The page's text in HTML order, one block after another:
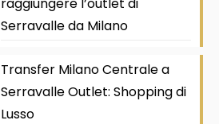
Serravalle da Milano
Transfer Milano Centrale a
Serravalle Outlet: Shopping di
Lusso